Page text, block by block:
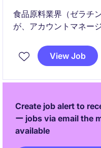
食品原料業界（ゼラチ
が、アカウントマネー
を創出し、顧客との良
す。
View Job
Create job alert to
ー jobs via email the
available